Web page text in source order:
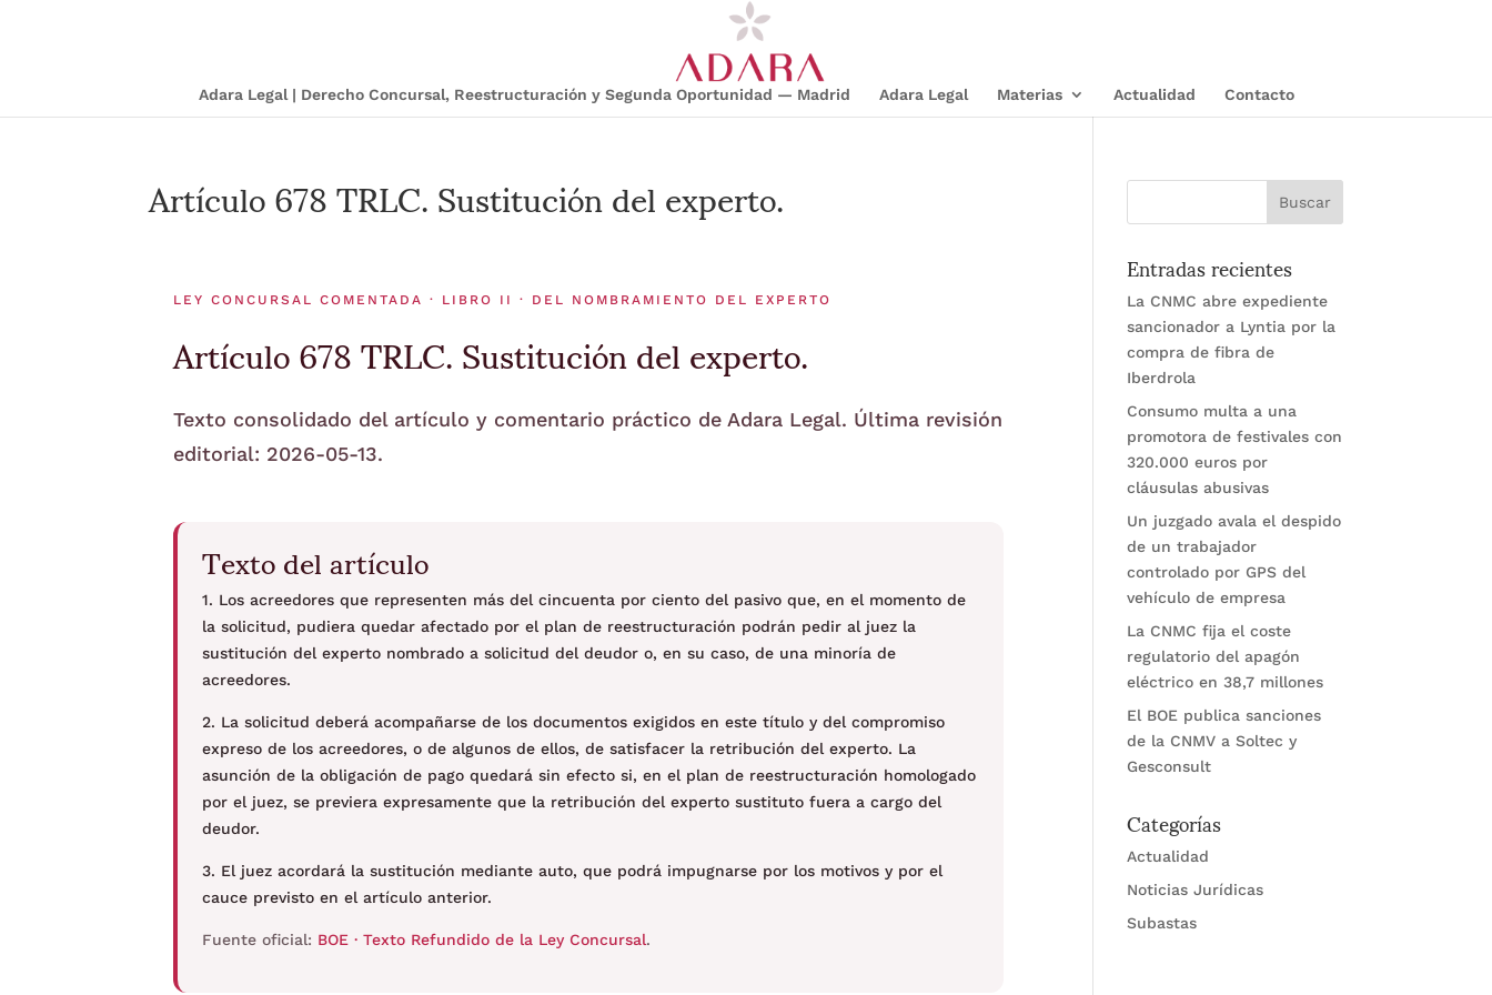
Adara Legal | Derecho Concursal, Reestructuración y Segunda Oportunidad — Madrid Adara Legal Materias Actualidad Contacto
Artículo 678 TRLC. Sustitución del experto.
LEY CONCURSAL COMENTADA · LIBRO II · DEL NOMBRAMIENTO DEL EXPERTO
Artículo 678 TRLC. Sustitución del experto.
Texto consolidado del artículo y comentario práctico de Adara Legal. Última revisión
editorial: 2026-05-13.
Texto del artículo
1. Los acreedores que representen más del cincuenta por ciento del pasivo que, en el momento de
la solicitud, pudiera quedar afectado por el plan de reestructuración podrán pedir al juez la
sustitución del experto nombrado a solicitud del deudor o, en su caso, de una minoría de
acreedores.
2. La solicitud deberá acompañarse de los documentos exigidos en este título y del compromiso
expreso de los acreedores, o de algunos de ellos, de satisfacer la retribución del experto. La
asunción de la obligación de pago quedará sin efecto si, en el plan de reestructuración homologado
por el juez, se previera expresamente que la retribución del experto sustituto fuera a cargo del
deudor.
3. El juez acordará la sustitución mediante auto, que podrá impugnarse por los motivos y por el
cauce previsto en el artículo anterior.
Fuente oficial: BOE · Texto Refundido de la Ley Concursal.
Entradas recientes
La CNMC abre expediente
sancionador a Lyntia por la
compra de fibra de
Iberdrola
Consumo multa a una
promotora de festivales con
320.000 euros por
cláusulas abusivas
Un juzgado avala el despido
de un trabajador
controlado por GPS del
vehículo de empresa
La CNMC fija el coste
regulatorio del apagón
eléctrico en 38,7 millones
El BOE publica sanciones
de la CNMV a Soltec y
Gesconsult
Categorías
Actualidad
Noticias Jurídicas
Subastas